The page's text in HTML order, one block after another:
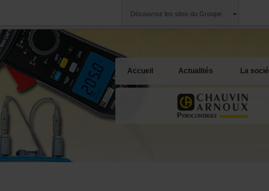
Découvrez les sites du Groupe
Accueil Actualités La